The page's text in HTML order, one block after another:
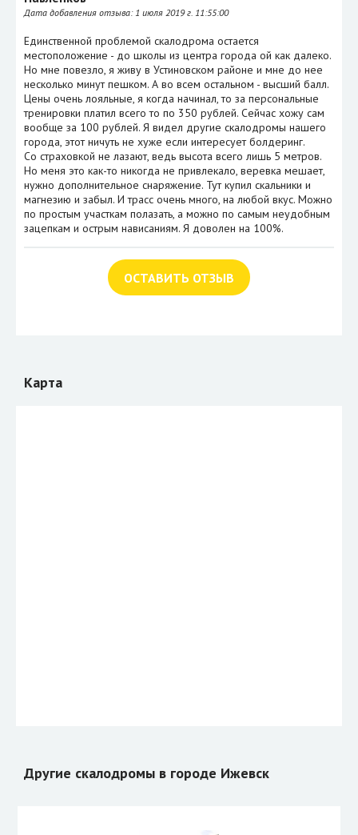
Дата добавления отзыва: 1 июля 2019 г. 11:55:00
Единственной проблемой скалодрома остается
местоположение - до школы из центра города ой как далеко.
Но мне повезло, я живу в Устиновском районе и мне до нее
несколько минут пешком. А во всем остальном - высший балл.
Цены очень лояльные, я когда начинал, то за персональные
тренировки платил всего то по 350 рублей. Сейчас хожу сам
вообще за 100 рублей. Я видел другие скалодромы нашего
города, этот ничуть не хуже если интересует болдеринг.
Со страховкой не лазают, ведь высота всего лишь 5 метров.
Но меня это как-то никогда не привлекало, веревка мешает,
нужно дополнительное снаряжение. Тут купил скальники и
магнезию и забыл. И трасс очень много, на любой вкус. Можно
по простым участкам полазать, а можно по самым неудобным
зацепкам и острым нависаниям. Я доволен на 100%.
ОСТАВИТЬ ОТЗЫВ
Карта
Другие скалодромы в городе Ижевск